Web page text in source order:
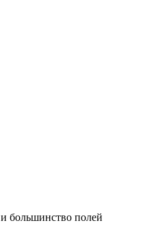
и большинство полей